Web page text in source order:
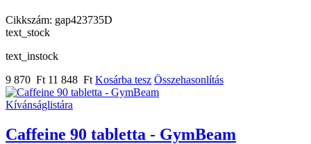
Cikkszám: gap423735D
text_stock
text_instock
9 870 Ft 11 848 Ft Kosárba tesz Összehasonlítás
Kívánságlistára
Caffeine 90 tabletta - GymBeam